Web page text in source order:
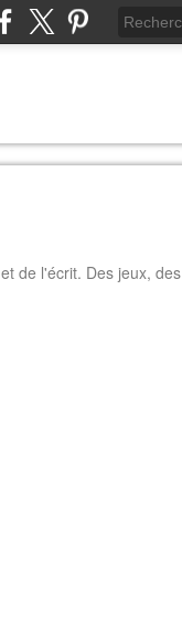
de l'écrit. Des jeux, des